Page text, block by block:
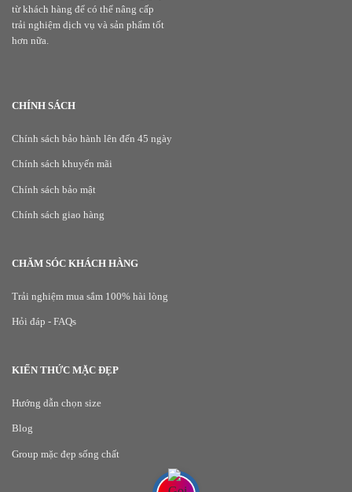
từ khách hàng để có thể nâng cấp
trải nghiệm dịch vụ và sản phẩm tốt
hơn nữa.
CHÍNH SÁCH
Chính sách bảo hành lên đến 45 ngày
Chính sách khuyến mãi
Chính sách bảo mật
Chính sách giao hàng
CHĂM SÓC KHÁCH HÀNG
Trải nghiệm mua sắm 100% hài lòng
Hỏi đáp - FAQs
KIẾN THỨC MẶC ĐẸP
Hướng dẫn chọn size
Blog
Group mặc đẹp sống chất